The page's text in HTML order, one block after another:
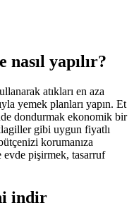
nasıl yapılır?
atıkları en aza
yemek planları yapın. Et
dondurmak ekonomik bir
gibi uygun fiyatlı
korumanıza
evde pişirmek, tasarruf
indir